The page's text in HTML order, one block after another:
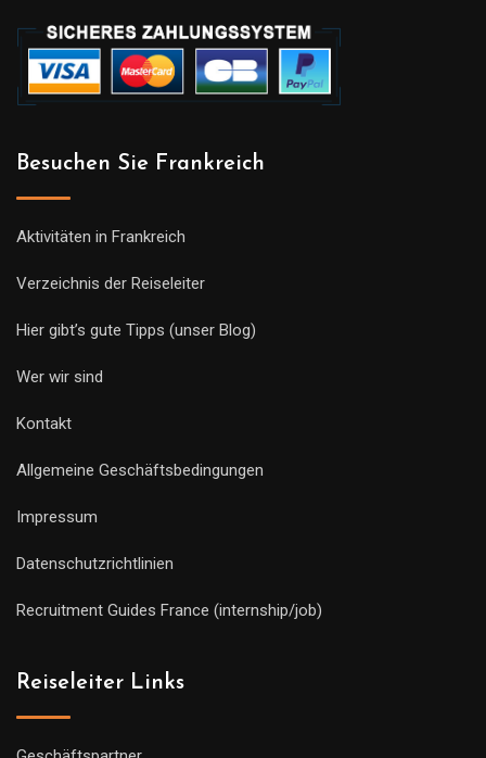
Besuchen Sie Frankreich
Aktivitäten in Frankreich
Verzeichnis der Reiseleiter
Hier gibt’s gute Tipps (unser Blog)
Wer wir sind
Kontakt
Allgemeine Geschäftsbedingungen
Impressum
Datenschutzrichtlinien
Recruitment Guides France (internship/job)
Reiseleiter Links